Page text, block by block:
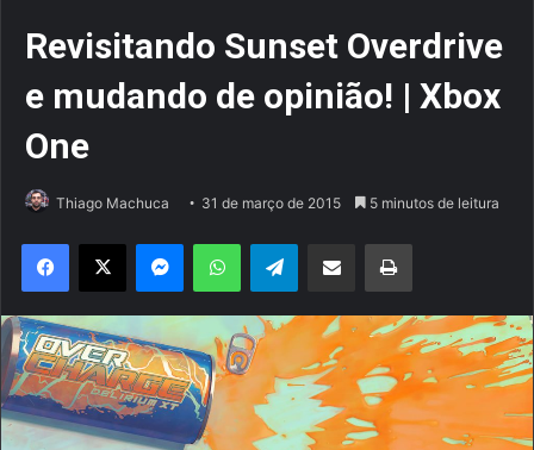
Revisitando Sunset Overdrive
e mudando de opinião! | Xbox
One
Thiago Machuca 31 de março de 2015 5 minutos de leitura